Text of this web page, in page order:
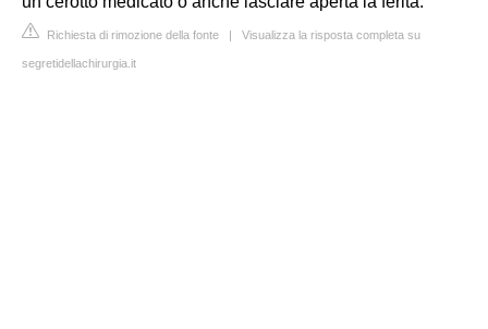
Richiesta di rimozione della fonte | Visualizza la risposta completa su
segretidellachirurgia.it